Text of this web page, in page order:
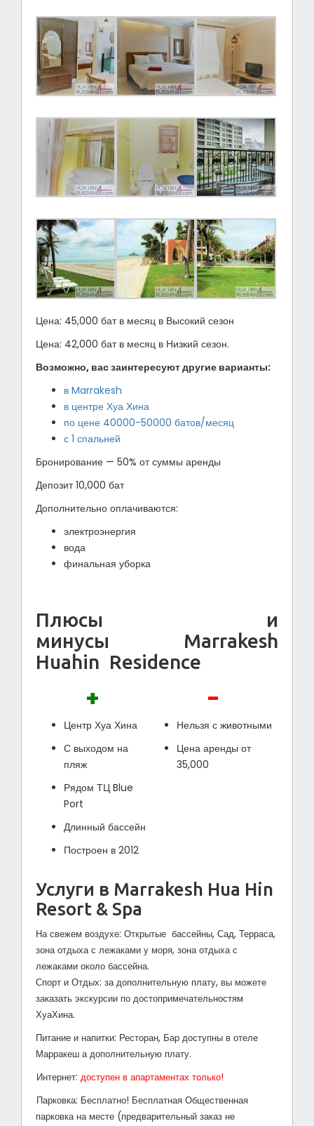
Цена: 45,000 бат в месяц в Высокий сезон
Цена: 42,000 бат в месяц в Низкий сезон.
Возможно, вас заинтересуют другие варианты:
в Marrakesh
в центре Хуа Хина
по цене 40000-50000 батов/месяц
с 1 спальней
Бронирование — 50% от суммы аренды
Депозит 10,000 бат
Дополнительно оплачиваются:
электроэнергия
вода
финальная уборка
Плюсы и
минусы Marrakesh
Huahin Residence
+ -
Центр Хуа Хина
Нельзя с животными
С выходом на
пляж
Цена аренды от
35,000
Рядом ТЦ Blue
Port
Длинный бассейн
Построен в 2012
Услуги в Marrakesh Hua Hin
Resort & Spa
На свежем воздухе: Открытые бассейны, Сад, Терраса,
зона отдыха с лежаками у моря, зона отдыха с
лежаками около бассейна.
Спорт и Отдых: за дополнительную плату, вы можете
заказать экскурсии по достопримечательностям
ХуаХина.
Питание и напитки: Ресторан, Бар доступны в отеле
Марракеш а дополнительную плату.
Интернет: доступен в апартаментах только!
Парковка: Бесплатно! Бесплатная Общественная
парковка на месте (предварительный заказ не